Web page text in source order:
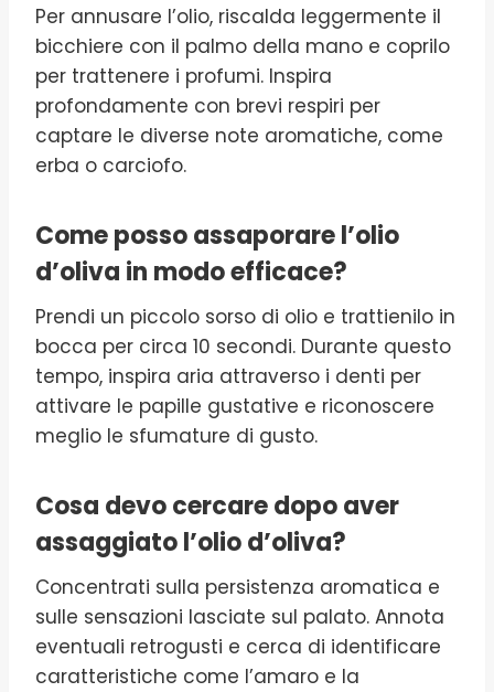
Per annusare l’olio, riscalda leggermente il
bicchiere con il palmo della mano e coprilo
per trattenere i profumi. Inspira
profondamente con brevi respiri per
captare le diverse note aromatiche, come
erba o carciofo.
Come posso assaporare l’olio
d’oliva in modo efficace?
Prendi un piccolo sorso di olio e trattienilo in
bocca per circa 10 secondi. Durante questo
tempo, inspira aria attraverso i denti per
attivare le papille gustative e riconoscere
meglio le sfumature di gusto.
Cosa devo cercare dopo aver
assaggiato l’olio d’oliva?
Concentrati sulla persistenza aromatica e
sulle sensazioni lasciate sul palato. Annota
eventuali retrogusti e cerca di identificare
caratteristiche come l’amaro e la